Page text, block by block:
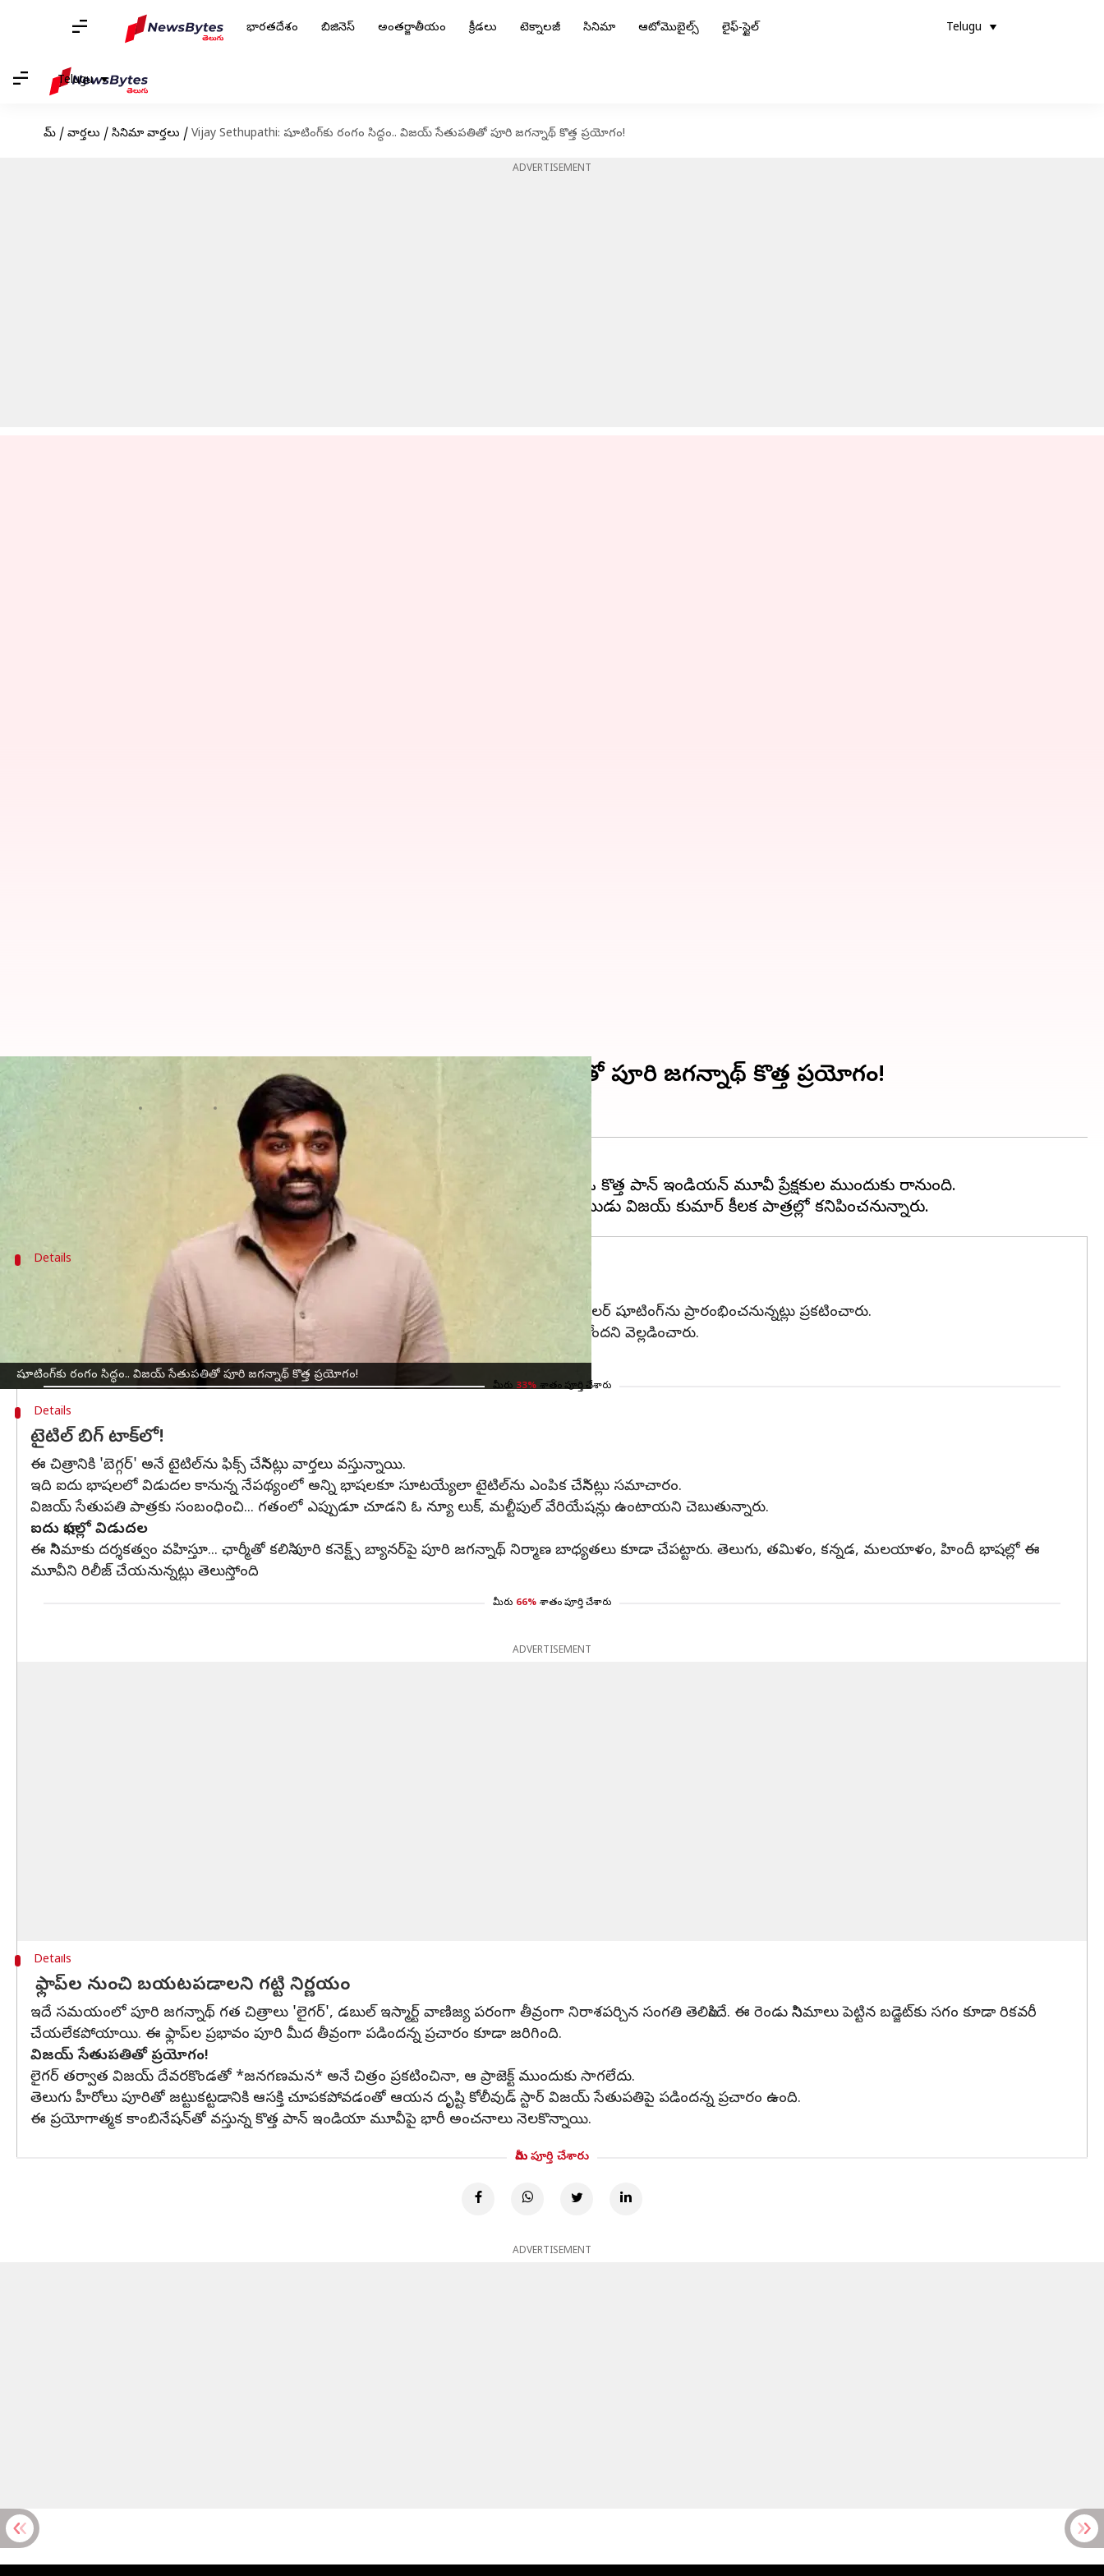
భారతదేశం బిజినెస్ అంతర్జాతీయం క్రీడలు టెక్నాలజీ సినిమా ఆటోమొబైల్స్ లైఫ్-స్టైల్ Telugu
Telugu
హోమ్ / వార్తలు / సినిమా వార్తలు / Vijay Sethupathi: షూటింగ్‌కు రంగం సిద్ధం.. విజయ్ సేతుపతితో పూరి జగన్నాథ్ కొత్త ప్రయోగం!
ADVERTISEMENT
షూటింగ్‌కు రంగం సిద్ధం.. విజయ్ సేతుపతితో పూరి జగన్నాథ్ కొత్త ప్రయోగం!
Vijay Sethupathi: షూటింగ్‌కు రంగం సిద్ధం.. విజయ్ సేతుపతితో పూరి జగన్నాథ్ కొత్త ప్రయోగం!
01:23 pm
వెర్సటైల్ యాక్టర్‌ విజయ్ సేతుపతి, టాలీవుడ్ డైరెక్టర్‌ పూరి జగన్నాథ్ కాంబినేషన్‌లో ఓ కొత్త పాన్ ఇండియన్ మూవీ ప్రేక్షకుల ముందుకు రానుంది.
Details
జూన్‌లో షెడ్యూల్‌ స్టార్ట్
ఈ సినిమాకు సంబంధించిన ఇంట్రెస్టింగ్ అప్‌డేట్‌ను మేకర్స్ బయటపెట్టారు. జూన్ నెలాఖరు నుంచి రెగ్యులర్ షూటింగ్‌ను ప్రారంభించనున్నట్లు ప్రకటించారు.
షూటింగ్‌ లొకేషన్ల ఎంపిక కోసం యూనిట్ హైదరాబాద్‌తో పాటు చెన్నైలో రెక్కీ కార్యక్రమాన్ని జరుపుతోందని వెల్లడించారు.
తొలి షెడ్యూల్‌లో విజయ్ సేతుపతి, టబు సహా ప్రధాన తారాగణం పాల్గొననున్నారు.
మీరు 33% శాతం పూర్తి చేశారు
Details
టైటిల్‌ బిగ్ టాక్‌లో!
ఈ చిత్రానికి 'బెగ్గర్' అనే టైటిల్‌ను ఫిక్స్ చేసినట్లు వార్తలు వస్తున్నాయి.
ఇది ఐదు భాషలలో విడుదల కానున్న నేపథ్యంలో అన్ని భాషలకూ సూటయ్యేలా టైటిల్‌ను ఎంపిక చేసినట్లు సమాచారం.
విజయ్ సేతుపతి పాత్రకు సంబంధించి... గతంలో ఎప్పుడూ చూడని ఓ న్యూ లుక్, మల్టీపుల్ వేరియేషన్లు ఉంటాయని చెబుతున్నారు.
ఐదు భాషల్లో విడుదల
ఈ సినిమాకు దర్శకత్వం వహిస్తూ... ఛార్మీతో కలిసి పూరి కనెక్ట్స్ బ్యానర్‌పై పూరి జగన్నాథ్‌ నిర్మాణ బాధ్యతలు కూడా చేపట్టారు. తెలుగు, తమిళం, కన్నడ, మలయాళం, హిందీ భాషల్లో ఈ
మూవీని రిలీజ్ చేయనున్నట్లు తెలుస్తోంది
మీరు 66% శాతం పూర్తి చేశారు
ADVERTISEMENT
Details
ఫ్లాప్‌ల నుంచి బయటపడాలని గట్టి నిర్ణయం
ఇదే సమయంలో పూరి జగన్నాథ్ గత చిత్రాలు 'లైగర్', డబుల్ ఇస్మార్ట్ వాణిజ్య పరంగా తీవ్రంగా నిరాశపర్చిన సంగతి తెలిసిందే. ఈ రెండు సినిమాలు పెట్టిన బడ్జెట్‌కు సగం కూడా రికవరీ
చేయలేకపోయాయి. ఈ ఫ్లాప్‌ల ప్రభావం పూరి మీద తీవ్రంగా పడిందన్న ప్రచారం కూడా జరిగింది.
విజయ్ సేతుపతితో ప్రయోగం!
లైగర్ తర్వాత విజయ్ దేవరకొండతో *జనగణమన* అనే చిత్రం ప్రకటించినా, ఆ ప్రాజెక్ట్ ముందుకు సాగలేదు.
తెలుగు హీరోలు పూరితో జట్టుకట్టడానికి ఆసక్తి చూపకపోవడంతో ఆయన దృష్టి కోలీవుడ్ స్టార్ విజయ్ సేతుపతిపై పడిందన్న ప్రచారం ఉంది.
ఈ ప్రయోగాత్మక కాంబినేషన్‌తో వస్తున్న కొత్త పాన్ ఇండియా మూవీపై భారీ అంచనాలు నెలకొన్నాయి.
మీరు పూర్తి చేశారు
ADVERTISEMENT